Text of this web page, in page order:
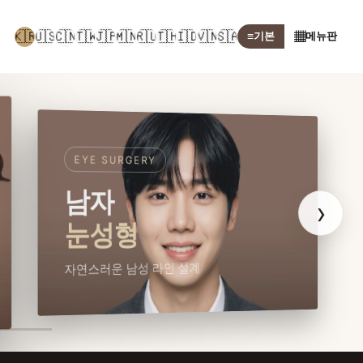
🇰🇷🇺🇸🇨🇳🇹🇼🇯🇵🇲🇳🇷🇺🇹🇭🇮🇩🇻🇳🇸🇦 ≡기본 ▦메뉴판
EYE SURGERY
남자
눈성형
자연스러운 남성 라인 설계
›